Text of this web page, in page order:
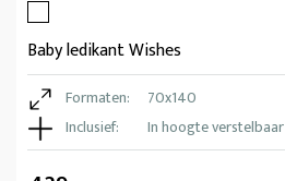
Baby ledikant Wishes
Formaten:
70x140
Inclusief:
In hoogte verstelbaar